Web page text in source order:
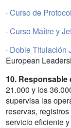
· Curso de
· Curso Maître y
· Doble Titulación
European
10.
21.000 y los
supervisa las
reservas,
servicio eficiente